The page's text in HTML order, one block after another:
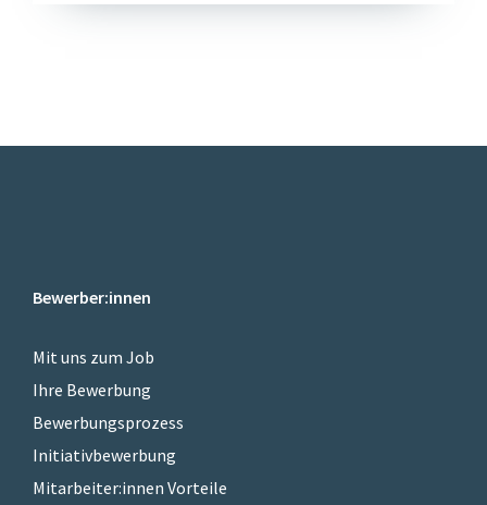
Bewerber:innen
Mit uns zum Job
Ihre Bewerbung
Bewerbungsprozess
Initiativbewerbung
Mitarbeiter:innen Vorteile